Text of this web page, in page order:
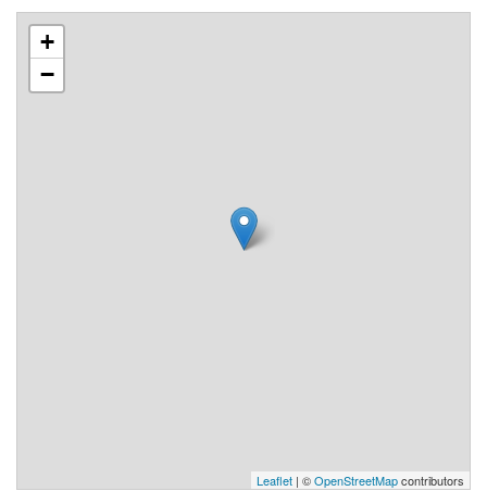
+
−
Leaflet | ©OpenStreetMapcontributors